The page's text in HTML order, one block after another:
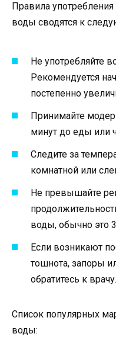
Правила
воды сводятся к
Не употребляйте
Рекомендуется
постепенно
Принимайте
минут до еды или
Следите за
комнатной или
Не превышайте
воды, обычно это
Если возникают
тошнота, запоры
обратитесь к врачу.
Список популярных
воды: